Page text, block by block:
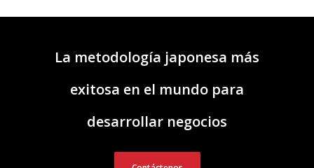
La metodología japonesa más
exitosa en el mundo para
desarrollar negocios